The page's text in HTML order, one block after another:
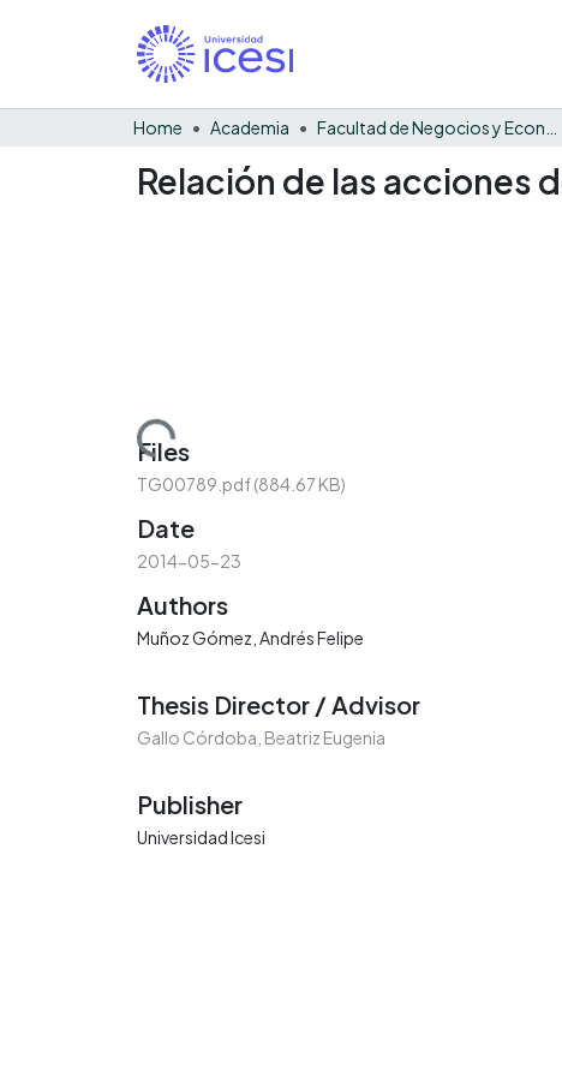
Home Academia
Relación de las acciones
Loading...
Files
TG00789.pdf(884.67 KB)
Date
2014-05-23
Authors
Muñoz Gómez, Andrés Felipe
Thesis Director / Advisor
Gallo Córdoba, Beatriz Eugenia
Publisher
Universidad Icesi